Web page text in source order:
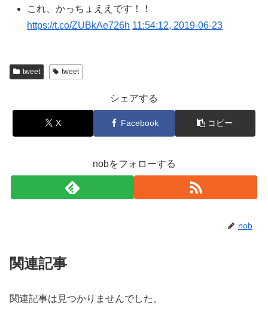
これ、かっちょええです！！
https://t.co/ZUBkAe726h 11:54:12, 2019-06-23
tweet tweet
シェアする
X Facebook コピー
nobをフォローする
nob
関連記事
関連記事は見つかりませんでした。